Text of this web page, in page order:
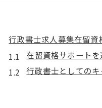
行政書士求人募集在留資
在留資格サポート
行政書士としての
行政書士求人で求